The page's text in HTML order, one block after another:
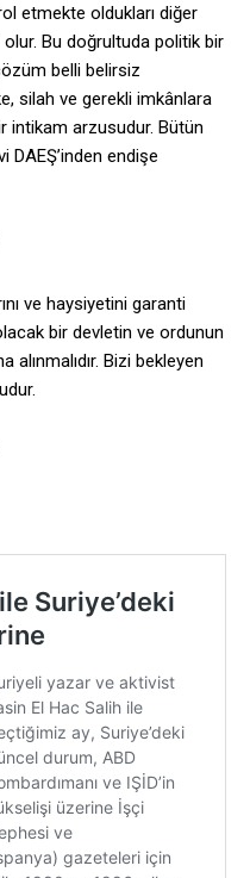
etmekte oldukları diğer
Bu doğrultuda politik bir
belli belirsiz
silah ve gerekli imkânlara
intikam arzusudur. Bütün
endişe
ve haysiyetini garanti
bir devletin ve ordunun
alınmalıdır. Bizi bekleyen